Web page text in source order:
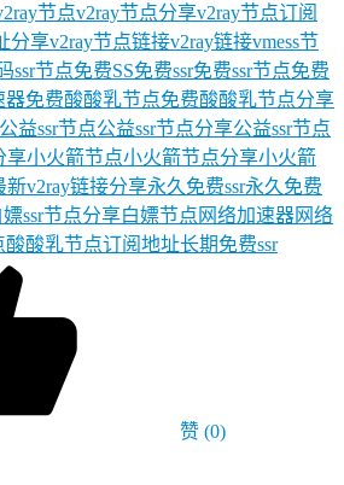
节点v2ray节点分享v2ray节点订阅
分享v2ray节点链接v2ray链接vmess节
ssr节点免费SS免费ssr免费ssr节点免费
器免费酸酸乳节点免费酸酸乳节点分享
公益ssr节点公益ssr节点分享公益ssr节点
享小火箭节点小火箭节点分享小火箭
新v2ray链接分享永久免费ssr永久免费
嫖ssr节点分享白嫖节点 网络加速器网络
酸酸乳节点订阅地址长期免费ssr
赞 (0)